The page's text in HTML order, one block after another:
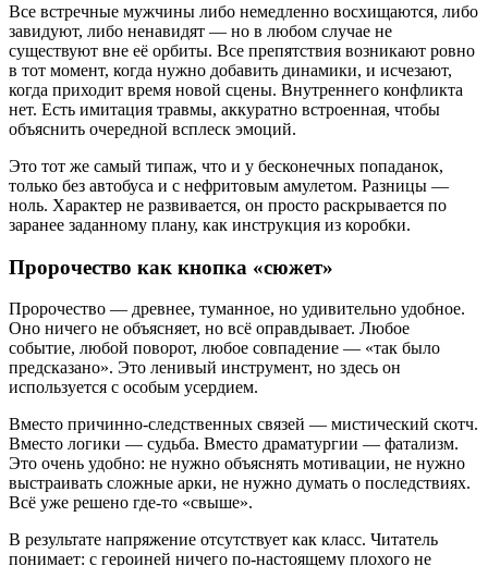
Все встречные мужчины либо немедленно восхищаются, либо
завидуют, либо ненавидят — но в любом случае не
существуют вне её орбиты. Все препятствия возникают ровно
в тот момент, когда нужно добавить динамики, и исчезают,
когда приходит время новой сцены. Внутреннего конфликта
нет. Есть имитация травмы, аккуратно встроенная, чтобы
объяснить очередной всплеск эмоций.
Это тот же самый типаж, что и у бесконечных попаданок,
только без автобуса и с нефритовым амулетом. Разницы —
ноль. Характер не развивается, он просто раскрывается по
заранее заданному плану, как инструкция из коробки.
Пророчество как кнопка «сюжет»
Пророчество — древнее, туманное, но удивительно удобное.
Оно ничего не объясняет, но всё оправдывает. Любое
событие, любой поворот, любое совпадение — «так было
предсказано». Это ленивый инструмент, но здесь он
используется с особым усердием.
Вместо причинно-следственных связей — мистический скотч.
Вместо логики — судьба. Вместо драматургии — фатализм.
Это очень удобно: не нужно объяснять мотивации, не нужно
выстраивать сложные арки, не нужно думать о последствиях.
Всё уже решено где-то «свыше».
В результате напряжение отсутствует как класс. Читатель
понимает: с героиней ничего по-настоящему плохого не